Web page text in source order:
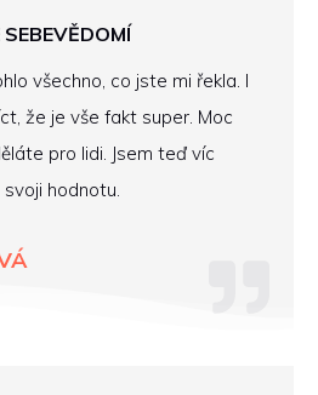
SEBEVĚDOMÍ
všechno, co jste mi řekla. I
že je vše fakt super. Moc
pro lidi. Jsem teď víc
hodnotu.